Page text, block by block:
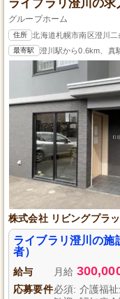
ライブラリ澄川の求
グループホーム
住所 北海道札幌市南区澄川二
最寄駅 澄川駅から0.6km、真
株式会社 リビングプラ
ライブラリ澄川の施
者）
給与 月給
応募要件必須: 介護福